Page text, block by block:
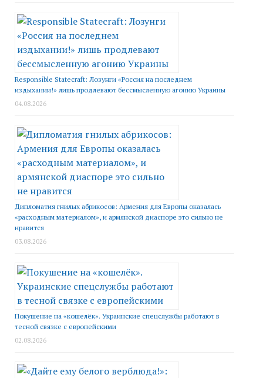
Responsible Statecraft: Лозунги «Россия на последнем
издыхании!» лишь продлевают бессмысленную агонию Украины
04.08.2026
Дипломатия гнилых абрикосов: Армения для Европы оказалась
«расходным материалом», и армянской диаспоре это сильно не
нравится
03.08.2026
Покушение на «кошелёк». Украинские спецслужбы работают в
тесной связке с европейскими
02.08.2026